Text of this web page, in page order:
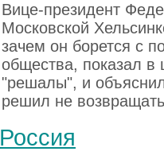
Вице-президент
Московской
зачем он борется с
общества, показал в
"решалы", и
решил не
Россия